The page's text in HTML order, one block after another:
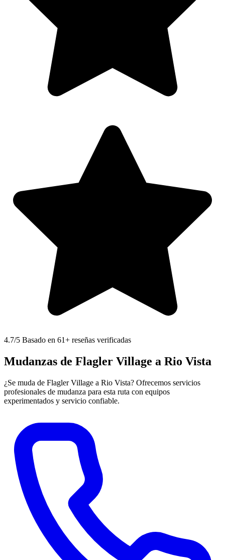
4.7/5 Basado en 61+ reseñas verificadas
Mudanzas de Flagler Village a Rio Vista
¿Se muda de Flagler Village a Rio Vista? Ofrecemos servicios
profesionales de mudanza para esta ruta con equipos
experimentados y servicio confiable.